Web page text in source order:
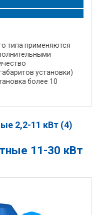
типа применяются
установки)
более 10
2,2-11 кВт (4)
11-30 кВт